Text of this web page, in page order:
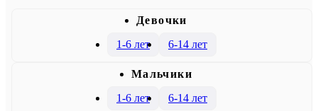
Девочки
1-6 лет
6-14 лет
Mальчики
1-6 лет
6-14 лет